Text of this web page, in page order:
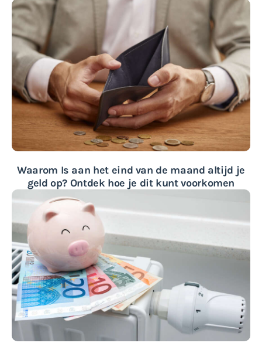
Waarom Is aan het eind van de maand altijd je
geld op? Ontdek hoe je dit kunt voorkomen